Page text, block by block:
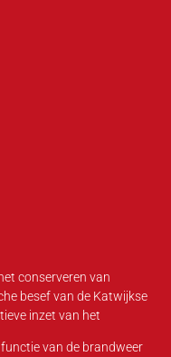
conserveren van
besef van de Katwijkse
inzet van het
van de brandweer